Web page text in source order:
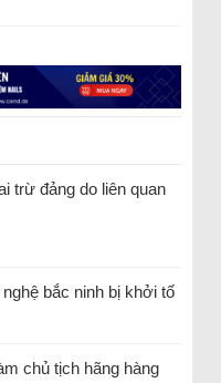
trừ đảng do liên quan
bắc ninh bị khởi tố
chủ tịch hãng hàng